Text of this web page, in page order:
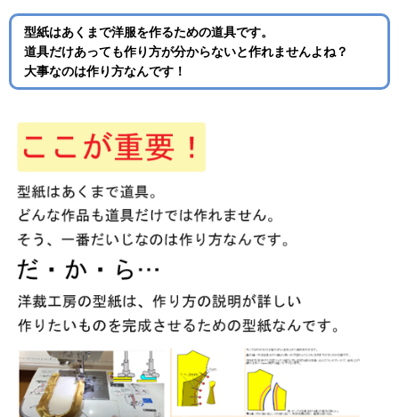
型紙はあくまで洋服を作るための道具です。
道具だけあっても作り方が分からないと作れませんよね？
大事なのは作り方なんです！